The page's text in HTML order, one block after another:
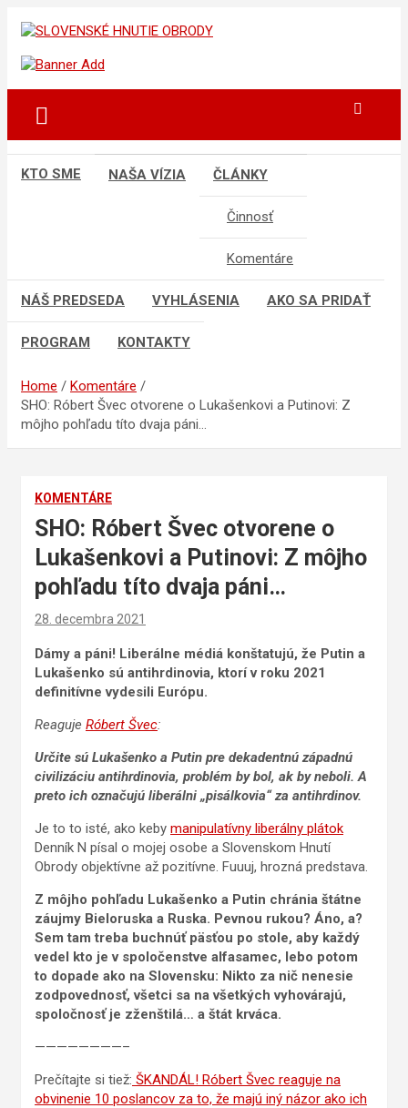
content
SLOVENSKÉ HNUTIE OBRODY
KTO SME NAŠA VÍZIA ČLÁNKY
Činnosť
Komentáre
NÁŠ PREDSEDA VYHLÁSENIA AKO SA PRIDAŤ
PROGRAM KONTAKTY
Home
Komentáre
SHO: Róbert Švec otvorene o Lukašenkovi a Putinovi: Z
môjho pohľadu títo dvaja páni…
KOMENTÁRE
SHO: Róbert Švec otvorene o
Lukašenkovi a Putinovi: Z môjho
pohľadu títo dvaja páni…
28. decembra 2021
Dámy a páni! Liberálne médiá konštatujú, že Putin a
Lukašenko sú antihrdinovia, ktorí v roku 2021
definitívne vydesili Európu.
Reaguje Róbert Švec:
Určite sú Lukašenko a Putin pre dekadentnú západnú
civilizáciu antihrdinovia, problém by bol, ak by neboli. A
preto ich označujú liberálni „pisálkovia“ za antihrdinov.
Je to to isté, ako keby manipulatívny liberálny plátok
Denník N písal o mojej osobe a Slovenskom Hnutí
Obrody objektívne až pozitívne. Fuuuj, hrozná predstava.
Z môjho pohľadu Lukašenko a Putin chránia štátne
záujmy Bieloruska a Ruska. Pevnou rukou? Áno, a?
Sem tam treba buchnúť päsťou po stole, aby každý
vedel kto je v spoločenstve alfasamec, lebo potom
to dopade ako na Slovensku: Nikto za nič nenesie
zodpovednosť, všetci sa na všetkých vyhovárajú,
spoločnosť je zženštilá… a štát krváca.
————————–
Prečítajte si tiež: ŠKANDÁL! Róbert Švec reaguje na
obvinenie 10 poslancov za to, že majú iný názor ako ich